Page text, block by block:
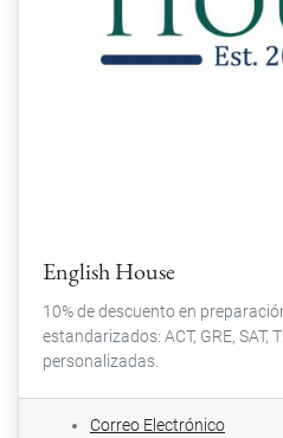
English House
10% de descuento en
estandarizados: ACT, GRE, SAT,
personalizadas.
Correo Electrónico